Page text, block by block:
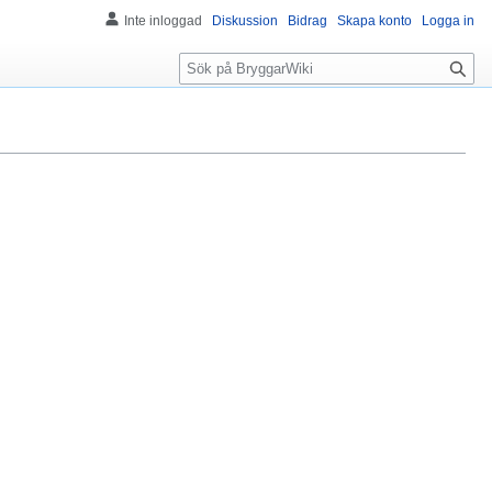
Inte inloggad Diskussion Bidrag Skapa konto Logga in
S
ö